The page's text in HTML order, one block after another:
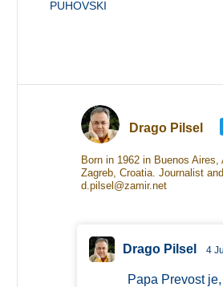
PUHOVSKI
Drago Pilsel
Born in 1962 in Buenos
Zagreb, Croatia. Journalist
d.pilsel@zamir.net
Drago Pilsel 4 Jul
Papa Prevost